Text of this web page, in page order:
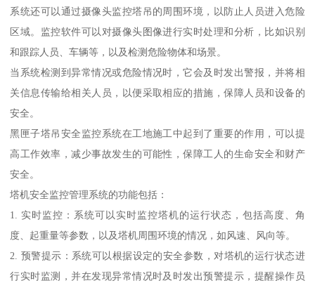
系统还可以通过摄像头监控塔吊的周围环境，以防止人员进入危险
区域。监控软件可以对摄像头图像进行实时处理和分析，比如识别
和跟踪人员、车辆等，以及检测危险物体和场景。
当系统检测到异常情况或危险情况时，它会及时发出警报，并将相
关信息传输给相关人员，以便采取相应的措施，保障人员和设备的
安全。
黑匣子塔吊安全监控系统在工地施工中起到了重要的作用，可以提
高工作效率，减少事故发生的可能性，保障工人的生命安全和财产
安全。
塔机安全监控管理系统的功能包括：
1. 实时监控：系统可以实时监控塔机的运行状态，包括高度、角
度、起重量等参数，以及塔机周围环境的情况，如风速、风向等。
2. 预警提示：系统可以根据设定的安全参数，对塔机的运行状态进
行实时监测，并在发现异常情况时及时发出预警提示，提醒操作员